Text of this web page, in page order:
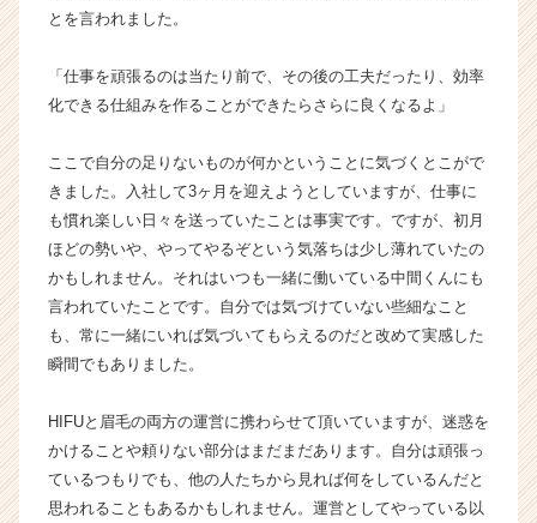
ト
チ
キ
ャ
リ
（C
h
e
e
a
e
e
r）
とを言われました。
「仕事を頑張るのは当たり前で、その後の工夫だったり、効率
化できる仕組みを作ることができたらさらに良くなるよ」
ここで自分の足りないものが何かということに気づくとこがで
きました。入社して3ヶ月を迎えようとしていますが、仕事に
も慣れ楽しい日々を送っていたことは事実です。ですが、初月
ほどの勢いや、やってやるぞという気落ちは少し薄れていたの
かもしれません。それはいつも一緒に働いている中間くんにも
言われていたことです。自分では気づけていない些細なこと
も、常に一緒にいれば気づいてもらえるのだと改めて実感した
瞬間でもありました。
HIFUと眉毛の両方の運営に携わらせて頂いていますが、迷惑を
かけることや頼りない部分はまだまだあります。自分は頑張っ
ているつもりでも、他の人たちから見れば何をしているんだと
思われることもあるかもしれません。運営としてやっている以